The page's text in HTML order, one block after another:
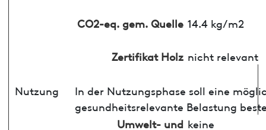
CO2-eq. gem. Quelle 14.4 kg/m2
Zertifikat Holz nicht relevant
Nutzung
In der Nutzungsphase soll eine
gesundheitsrelevante Belastung
Umwelt- und keine